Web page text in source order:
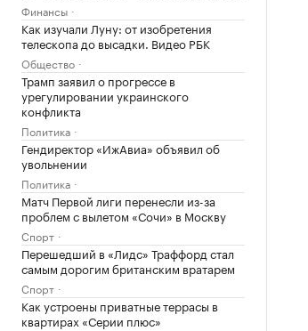
Финансы
Как изучали Луну: от изобретения
телескопа до высадки. Видео РБК
Общество
Трамп заявил о прогрессе в
урегулировании украинского
конфликта
Политика
Гендиректор «ИжАвиа» объявил об
увольнении
Политика
Матч Первой лиги перенесли из-за
проблем с вылетом «Сочи» в Москву
Спорт
Перешедший в «Лидс» Траффорд стал
самым дорогим британским вратарем
Спорт
Как устроены приватные террасы в
квартирах «Серии плюс»